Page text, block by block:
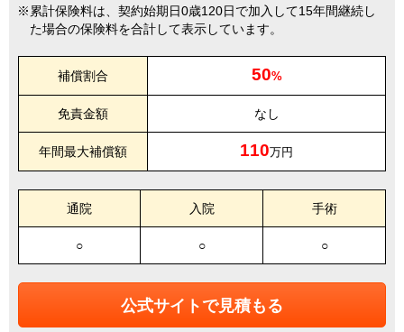
累計保険料は、契約始期日0歳120日で加入して15年間継続し
た場合の保険料を合計して表示しています。
補償割合 50%
免責金額 なし
年間最大補償額 110万円
通院 入院 手術
○ ○ ○
公式サイトで見積もる